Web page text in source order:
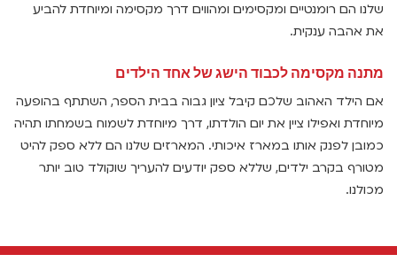
שלנו הם רומנטיים ומקסימים ומהווים דרך מקסימה ומיוחדת להביע
את אהבה ענקית.
מתנה מקסימה לכבוד הישג של אחד הילדים
אם הילד האהוב שלכם קיבל ציון גבוה בבית הספר, השתתף בהופעה
מיוחדת ואפילו ציין את יום הולדתו, דרך מיוחדת לשמוח בשמחתו תהיה
כמובן לפנק אותו במארז איכותי. המארזים שלנו הם ללא ספק להיט
מטורף בקרב ילדים, שללא ספק יודעים להעריך שוקולד טוב יותר
מכולנו.